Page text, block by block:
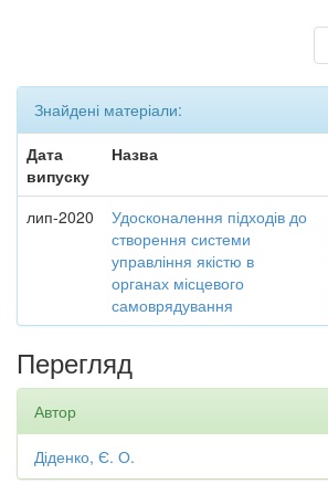
Знайдені матеріали:
Дата
випуску
Назва
лип-2020
Удосконалення підходів до
створення системи
управління якістю в
органах місцевого
самоврядування
Перегляд
Автор
Діденко, Є. О.